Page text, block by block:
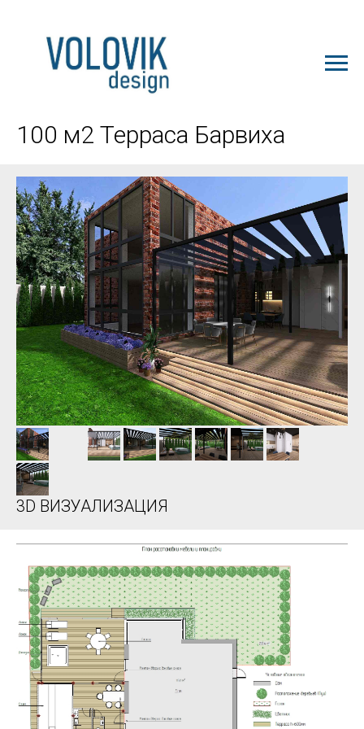
ЗАКАЗАТЬ ПРОЕКТ
100 м2 Терраса Барвиха
3D ВИЗУАЛИЗАЦИЯ